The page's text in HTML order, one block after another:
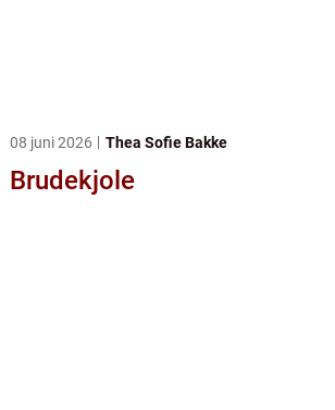
08 juni 2026 Thea Sofie Bakke
Brudekjole